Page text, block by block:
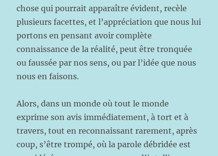
chose qui pourrait apparaître évident, recèle
plusieurs facettes, et l’appréciation que nous lui
portons en pensant avoir complète
connaissance de la réalité, peut être tronquée
ou faussée par nos sens, ou par l’idée que nous
nous en faisons.
Alors, dans un monde où tout le monde
exprime son avis immédiatement, à tort et à
travers, tout en reconnaissant rarement, après
coup, s’être trompé, où la parole débridée est